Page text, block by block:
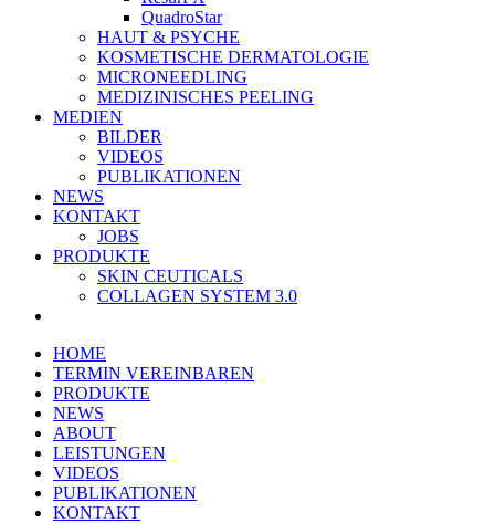
QuadroStar
HAUT & PSYCHE
KOSMETISCHE DERMATOLOGIE
MICRONEEDLING
MEDIZINISCHES PEELING
MEDIEN
BILDER
VIDEOS
PUBLIKATIONEN
NEWS
KONTAKT
JOBS
PRODUKTE
SKIN CEUTICALS
COLLAGEN SYSTEM 3.0
HOME
TERMIN VEREINBAREN
PRODUKTE
NEWS
ABOUT
LEISTUNGEN
VIDEOS
PUBLIKATIONEN
KONTAKT